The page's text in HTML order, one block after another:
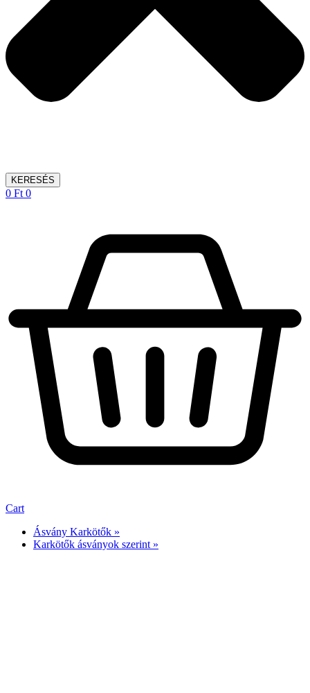
KERESÉS
0 Ft 0
Cart
Ásvány Karkötők »
Karkötők ásványok szerint »